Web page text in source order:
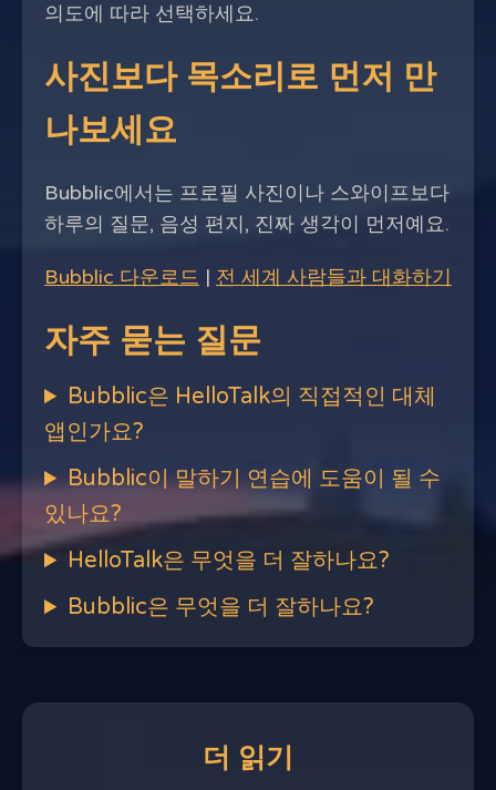
의도에 따라 선택하세요.
사진보다 목소리로 먼저 만
나보세요
Bubblic에서는 프로필 사진이나 스와이프보다
하루의 질문, 음성 편지, 진짜 생각이 먼저예요.
Bubblic 다운로드 | 전 세계 사람들과 대화하기
자주 묻는 질문
Bubblic은 HelloTalk의 직접적인 대체
앱인가요?
Bubblic이 말하기 연습에 도움이 될 수
있나요?
HelloTalk은 무엇을 더 잘하나요?
Bubblic은 무엇을 더 잘하나요?
더 읽기